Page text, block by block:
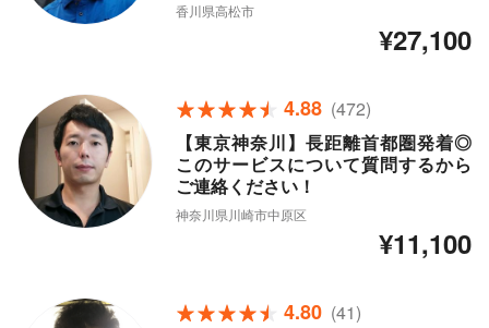
香川県高松市
¥27,100
4.88 (472)
【東京神奈川】長距離首都圏発着◎
このサービスについて質問するから
ご連絡ください！
神奈川県川崎市中原区
¥11,100
4.80 (41)